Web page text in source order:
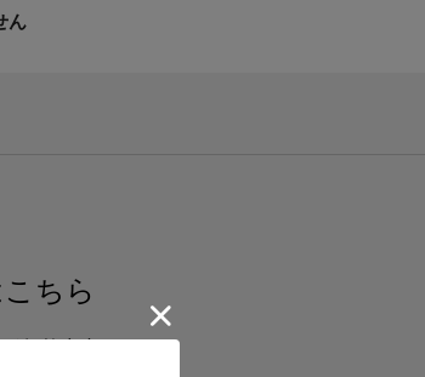
ん
ちら
おります。